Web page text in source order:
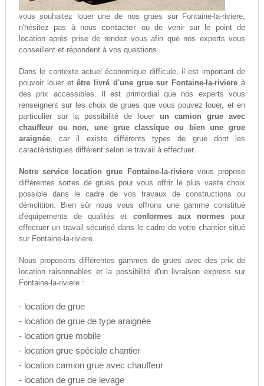
vous souhaitez louer une de nos grues sur Fontaine-la-riviere,
n'hésitez pas à nouscontacter ou de venir sur le point de
location après prise de rendez vous afin que nos experts vous
conseillent et répondent à vos questions.
Dans le contexte actuel économique difficule, il est important de
pouvoir louer etêtre livré d'une grue sur Fontaine-la-riviere à
des prix accessibles. Il est primordial que nos experts vous
renseignent sur les choix de grues que vous pouvez louer, et en
particulier sur la possibilité de louer un camion grue avec
chauffeur ou non, une grue classique ou bien une grue
araignée, car il existe différents types de grue dont les
caractéristiques différent selon le travail à effectuer.
Notre service location grue Fontaine-la-rivierevous propose
différentes sortes de grues pour vous offrir le plus vaste choix
possible dans le cadre de vos travaux de constructions ou
démolition. Bien sûr nous vous offrons une gamme constitué
d'équipements de qualités et conformes aux normespour
effectuer un travail sécurisé dans le cadre de votre chantier situé
sur Fontaine-la-riviere.
Nous proposons différentes gammes de grues avec des prix de
location raisonnables et la possibilité d'un livraison express sur
Fontaine-la-riviere :
- location de grue
- location de grue de type araignée
- location grue mobile
- location grue spéciale chantier
- location camion grue avec chauffeur
- location de grue de levage